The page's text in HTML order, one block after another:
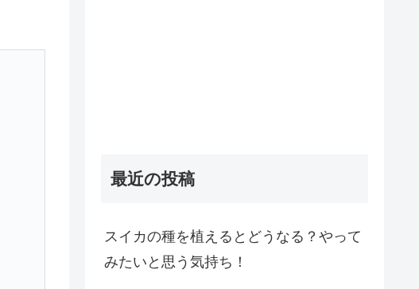
最近の投稿
スイカの種を植えるとどうなる？やって
みたいと思う気持ち！